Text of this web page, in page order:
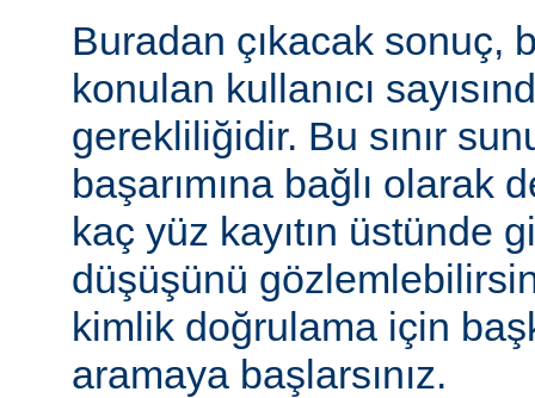
Buradan çıkacak sonuç,
konulan kullanıcı
gerekliliğidir. Bu sınır
başarımına bağlı olarak
kaç yüz kayıtın üstünde
düşüşünü
kimlik doğrulama için
aramaya başlarsınız.